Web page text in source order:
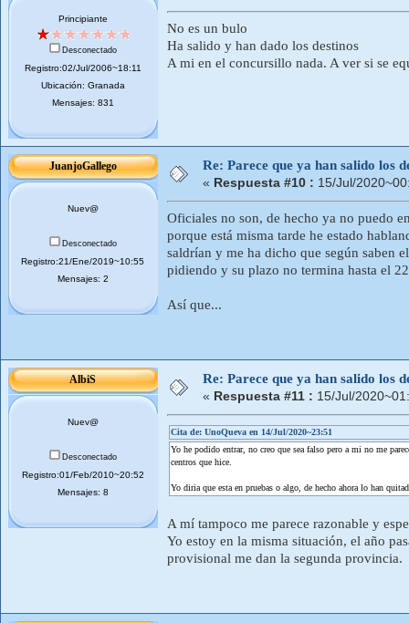
Principiante
Desconectado
Registro:02/Jul/2006~18:11
Ubicación: Granada
Mensajes: 831
No es un bulo
Ha salido y han dado los destinos
A mi en el concursillo nada. A ver si se
JuanjoGallego
Nuev@
Desconectado
Registro:21/Ene/2019~10:55
Mensajes: 2
Re: Parece que ya han salido los
« Respuesta #10 : 15/Jul/
Oficiales no son, de hecho ya no puedo
porque está misma tarde he estado
saldrían y me ha dicho que según saben
pidiendo y su plazo no termina hasta el
Así que...
AlbiS
Nuev@
Desconectado
Registro:01/Feb/2010~20:52
Mensajes: 8
Re: Parece que ya han salido los
« Respuesta #11 : 15/Jul/
Cita de: UnoQueva en 14/Jul/2020~23:51
Yo he podido entrar, no creo que sea falso pero a mi no me
centros que hice.
Yo diria que esta en pruebas o algo, de hecho ahora lo han
A mí tampoco me parece razonable y
Yo estoy en la misma situación, el año
provisional me dan la segunda provincia.